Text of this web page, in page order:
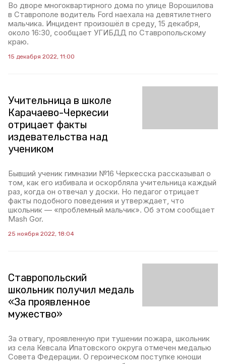
Во дворе многоквартирного дома по улице Ворошилова
в Ставрополе водитель Ford наехала на девятилетнего
мальчика. Инцидент произошёл в среду, 15 декабря,
около 16:30, сообщает УГИБДД по Ставропольскому
краю.
15 декабря 2022, 11:00
Учительница в школе
Карачаево-Черкесии
отрицает факты
издевательства над
учеником
Бывший ученик гимназии №16 Черкесска рассказывал о
том, как его избивала и оскорбляла учительница каждый
раз, когда он отвечал у доски. Но педагог отрицает
факты подобного поведения и утверждает, что
школьник — «проблемный мальчик». Об этом сообщает
Mash Gor.
25 ноября 2022, 18:04
Ставропольский
школьник получил медаль
«За проявленное
мужество»
За отвагу, проявленную при тушении пожара, школьник
из села Кевсала Ипатовского округа отмечен медалью
Совета Федерации. О героическом поступке юноши